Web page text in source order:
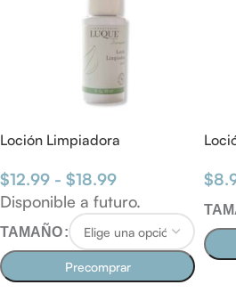
Loción Limpiadora
$12.99 - $18.99
Disponible a futuro.
TAMAÑO
Precomprar
$